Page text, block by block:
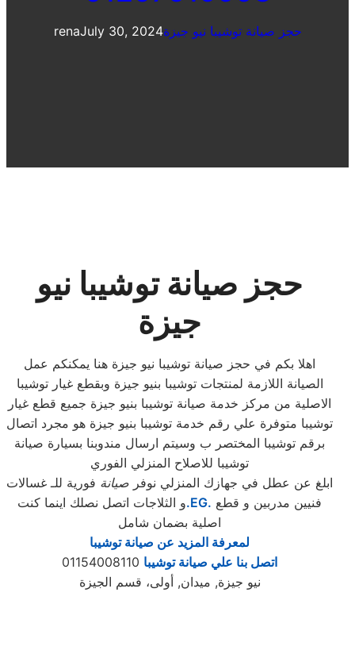
renaJuly 30, 2024حجز صيانة توشيبا نيو جيزة
حجز صيانة توشيبا نيو
جيزة
اهلا بكم في حجز صيانة توشيبا نيو جيزة هنا يمكنكم عمل
الصيانة اللازمة لمنتجات توشيبا بنيو جيزة وبقطع غيار توشيبا
الاصلية من مركز خدمة صيانة توشيبا بنيو جيزة جميع قطع غيار
توشيبا متوفرة علي رقم خدمة توشيبا بنيو جيزة هو مجرد اتصال
برقم توشيبا المختصر ب وسيتم ارسال مندوبنا بسيارة صيانة
توشيبا للاصلاح المنزلي الفوري
ابلغ عن عطل في جهازك المنزلي نوفر صيانة فورية للـ غسالات
و الثلاجات اتصل نصلك اينما كنت.EG.
اصلية بضمان شامل
لمعرفة المزيد عن صيانة توشيبا
اتصل بنا علي صيانة توشيبا
نيو جيزة, ميدان, أولى، قسم الجيزة